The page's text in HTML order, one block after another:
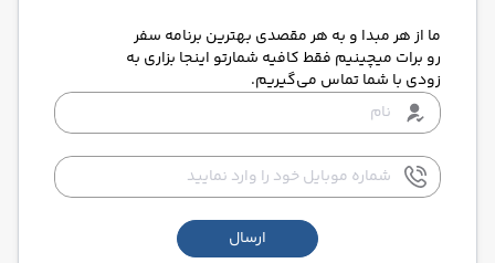
برای رزرو تور مالزی، تور
کوالالامپور، تور لنکاوی و
تور پنانگ با آژانس
مسافرتی ابرآسا پرواز.
گردشگران است. از
گهواره بشریت و
جنگل‌های اسرارآمیز
و کانیون‌های رنگارنگ،
هر گوشه از این کشور
داستانی شگفت‌انگیز
برای روایت دارد. اگر قصد
دارید با تور کنیا سفری
ما از هر مبدا و به هر مقصدی بهترین برنامه سفر
رو برات میچینیم فقط کافیه شمارتو اینجا بزاری به
زودی با شما تماس می‌گیریم.
ارسال